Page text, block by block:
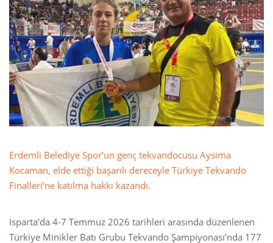
Erdemli Belediye Spor’un genç tekvandocusu Aysima
Kocaman, elde ettiği başarılı dereceyle Türkiye Tekvando
Finalleri’ne katılma hakkı kazandı.
Isparta’da 4-7 Temmuz 2026 tarihleri arasında düzenlenen
Türkiye Minikler Batı Grubu Tekvando Şampiyonası’nda 177